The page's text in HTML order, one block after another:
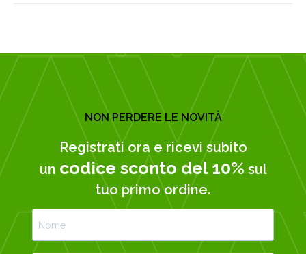
NON PERDERE LE NOVITÀ
Registrati ora e ricevi subito
un codice sconto del 10% sul
tuo primo ordine.